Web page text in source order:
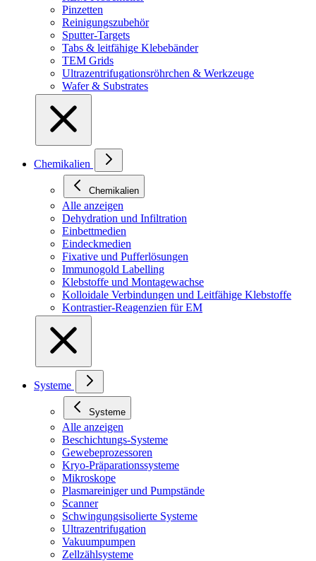
Pinzetten
Reinigungszubehör
Sputter-Targets
Tabs & leitfähige Klebebänder
TEM Grids
Ultrazentrifugationsröhrchen & Werkzeuge
Wafer & Substrates
Chemikalien
Chemikalien
Alle anzeigen
Dehydration und Infiltration
Einbettmedien
Eindeckmedien
Fixative und Pufferlösungen
Immunogold Labelling
Klebstoffe und Montagewachse
Kolloidale Verbindungen und Leitfähige Klebstoffe
Kontrastier-Reagenzien für EM
Systeme
Systeme
Alle anzeigen
Beschichtungs-Systeme
Gewebeprozessoren
Kryo-Präparationssysteme
Mikroskope
Plasmareiniger und Pumpstände
Scanner
Schwingungsisolierte Systeme
Ultrazentrifugation
Vakuumpumpen
Zellzählsysteme